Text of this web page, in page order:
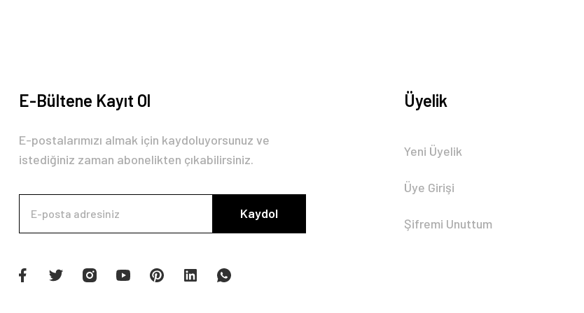
E-Bültene Kayıt Ol
E-postalarımızı almak için kaydoluyorsunuz ve
istediğiniz zaman abonelikten çıkabilirsiniz.
Kaydol
Üyelik
Yeni Üyelik
Üye Girişi
Şifremi Unuttum